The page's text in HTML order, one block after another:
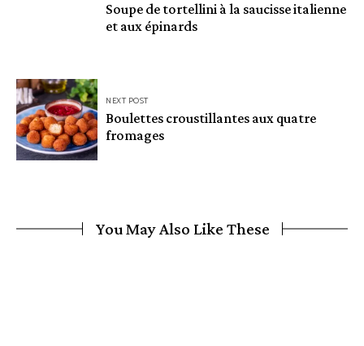
Soupe de tortellini à la saucisse italienne
et aux épinards
NEXT POST
Boulettes croustillantes aux quatre
fromages
You May Also Like These